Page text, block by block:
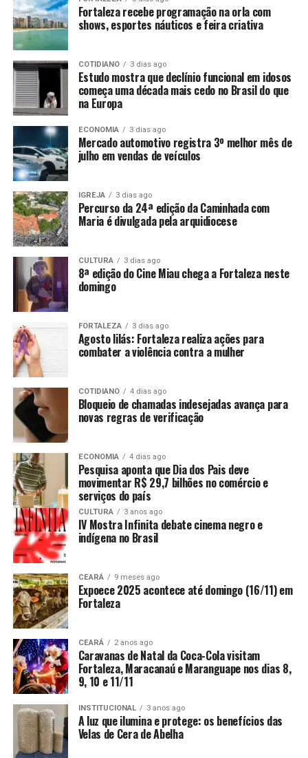
Fortaleza recebe programação na orla com
shows, esportes náuticos e feira criativa
COTIDIANO 3 dias ago
Estudo mostra que declínio funcional em idosos
começa uma década mais cedo no Brasil do que
na Europa
ECONOMIA 3 dias ago
Mercado automotivo registra 3º melhor mês de
julho em vendas de veículos
IGREJA 3 dias ago
Percurso da 24ª edição da Caminhada com
Maria é divulgada pela arquidiocese
CULTURA 3 dias ago
8ª edição do Cine Miau chega a Fortaleza neste
domingo
FORTALEZA 3 dias ago
Agosto lilás: Fortaleza realiza ações para
combater a violência contra a mulher
COTIDIANO 4 dias ago
Bloqueio de chamadas indesejadas avança para
novas regras de verificação
ECONOMIA 4 dias ago
Pesquisa aponta que Dia dos Pais deve
movimentar R$ 29,7 bilhões no comércio e
serviços do país
CULTURA 3 anos ago
IV Mostra Infinita debate cinema negro e
indígena no Brasil
CEARÁ 9 meses ago
Expoece 2025 acontece até domingo (16/11) em
Fortaleza
CEARÁ 2 anos ago
Caravanas de Natal da Coca-Cola visitam
Fortaleza, Maracanaú e Maranguape nos dias 8,
9, 10 e 11/11
INSTITUCIONAL 3 anos ago
A luz que ilumina e protege: os benefícios das
Velas de Cera de Abelha